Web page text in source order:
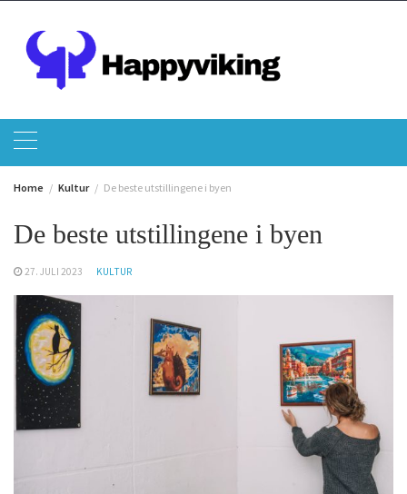
content
Home Kultur De beste utstillingene i byen
De beste utstillingene i byen
27. JULI 2023 KULTUR